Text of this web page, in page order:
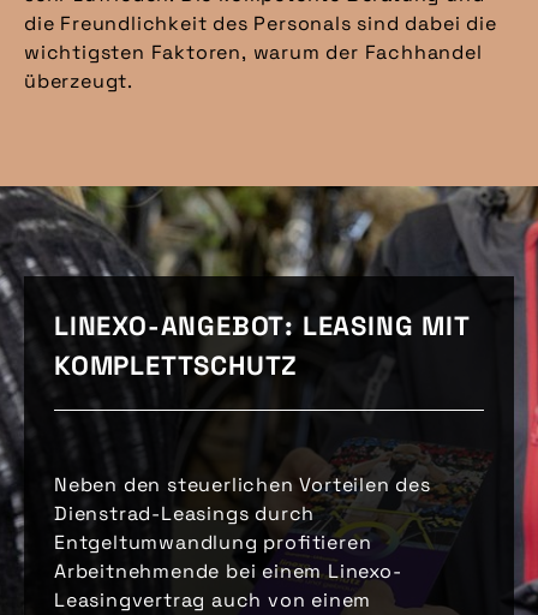
die Freundlichkeit des Personals sind dabei die
wichtigsten Faktoren, warum der Fachhandel
überzeugt.
LINEXO-ANGEBOT: LEASING MIT
KOMPLETTSCHUTZ
Neben den steuerlichen Vorteilen des
Dienstrad-Leasings durch
Entgeltumwandlung profitieren
Arbeitnehmende bei einem Linexo-
Leasingvertrag auch von einem